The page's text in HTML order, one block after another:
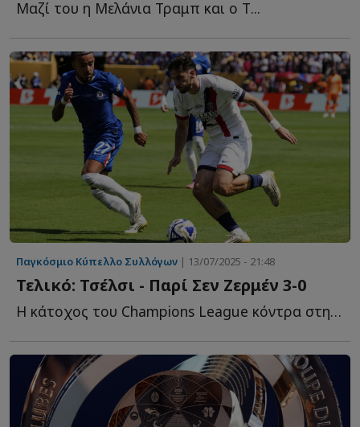
Μαζί του η Μελάνια Τραμπ και ο Τ...
Παγκόσμιο Κύπελλο Συλλόγων | 13/07/2025 - 21:48
Τελικό: Τσέλσι - Παρί Σεν Ζερμέν 3-0
Η κάτοχος του Champions League κόντρα στην κάτοχο του Conference Le...